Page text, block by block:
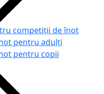
competiţii de înot
pentru adulți
pentru copii